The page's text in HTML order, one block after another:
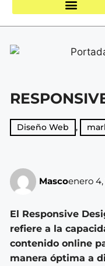
Diseño Web ,
Mascoenero
El Responsive
refiere a la
contenido online
manera óptima a